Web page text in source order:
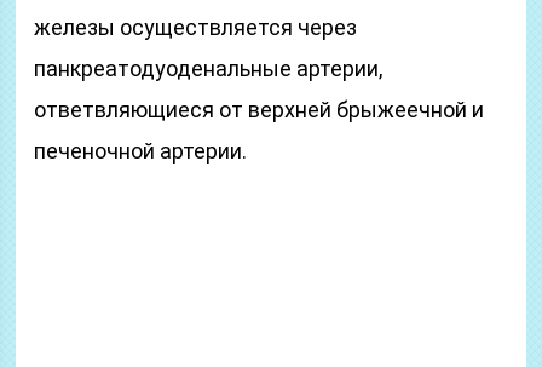
железы осуществляется через
панкреатодуоденальные артерии,
ответвляющиеся от верхней брыжеечной и
печеночной артерии.